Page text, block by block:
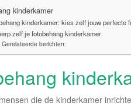
kinderkamer
kinderkamer: kies zelf jouw perfecte
zelf je fotobehang kinderkamer
Gerelateerde berichten:
die de kinderkamer